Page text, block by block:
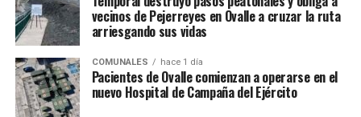
vecinos de Pejerreyes en Ovalle a cruzar la ruta
arriesgando sus vidas
COMUNALES hace 1 día
Pacientes de Ovalle comienzan a operarse en el
nuevo Hospital de Campaña del Ejército